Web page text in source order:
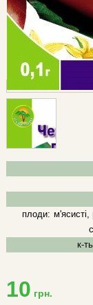
плоди: м'ясисті,
к-
10 грн.